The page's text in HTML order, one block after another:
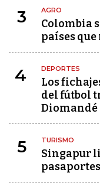
3 AGRO
Colombia
países
4 DEPORTES
Los
del fútbol
Diomandé
5 TURISMO
Singapur